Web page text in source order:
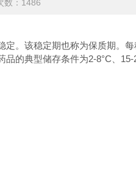
：1486
。该稳定期也称为保质期。
品的典型储存条件为2-8°C 15-